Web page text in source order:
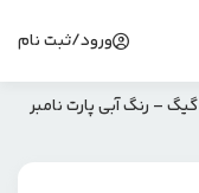
ورود/ثبت نام
/ آیفون 17 پرو مکس ظرفیت 256 گیگ – رنگ آبی پارت نامبر